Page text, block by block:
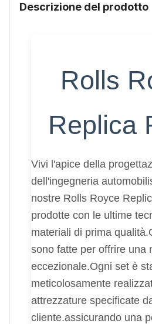
Descrizione del prodotto
Rolls
Replica
Vivi l'apice della
dell'ingegneria
nostre Rolls Royce
prodotte con le ultime
materiali di prima
sono fatte per offrire una
eccezionale.Ogni set è
meticolosamente
attrezzature specificate
cliente.assicurando una